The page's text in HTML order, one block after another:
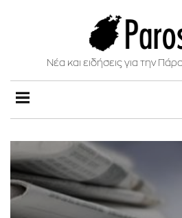
Νέα και ειδήσεις για την